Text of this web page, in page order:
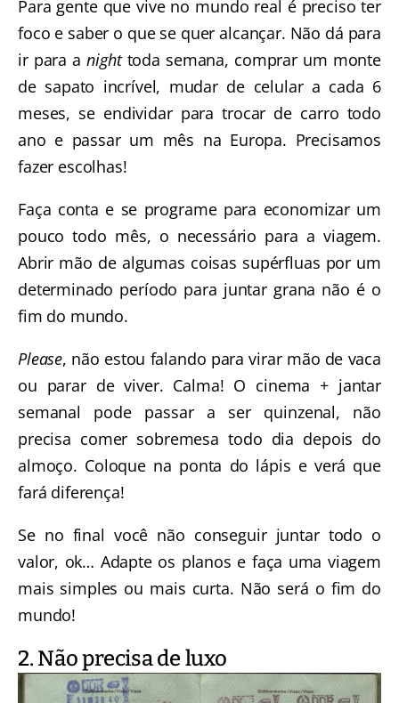
Para gente que vive no mundo real é preciso ter
foco e saber o que se quer alcançar. Não dá para
ir para anighttoda semana, comprar um monte
de sapato incrível, mudar de celular a cada 6
meses, se endividar para trocar de carro todo
ano e passar um mês na Europa. Precisamos
fazer escolhas!
Faça conta e se programe para economizar um
pouco todo mês, o necessário para a viagem.
Abrir mão de algumas coisas supérfluas por um
determinado período para juntar grana não é o
fim do mundo.
Please, não estou falando para virar mão de vaca
ou parar de viver. Calma! O cinema + jantar
semanal pode passar a ser quinzenal, não
precisa comer sobremesa todo dia depois do
almoço. Coloque na ponta do lápis e verá que
fará diferença!
Se no final você não conseguir juntar todo o
valor, ok… Adapte os planos e faça uma viagem
mais simples ou mais curta. Não será o fim do
mundo!
2. Não precisa de luxo